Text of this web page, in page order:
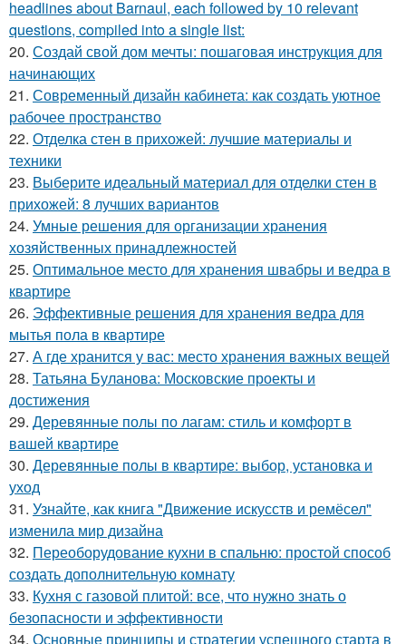
headlines about Barnaul, each followed by 10 relevant
questions, compiled into a single list:
20. Создай свой дом мечты: пошаговая инструкция для
начинающих
21. Современный дизайн кабинета: как создать уютное
рабочее пространство
22. Отделка стен в прихожей: лучшие материалы и
техники
23. Выберите идеальный материал для отделки стен в
прихожей: 8 лучших вариантов
24. Умные решения для организации хранения
хозяйственных принадлежностей
25. Оптимальное место для хранения швабры и ведра в
квартире
26. Эффективные решения для хранения ведра для
мытья пола в квартире
27. А где хранится у вас: место хранения важных вещей
28. Татьяна Буланова: Московские проекты и
достижения
29. Деревянные полы по лагам: стиль и комфорт в
вашей квартире
30. Деревянные полы в квартире: выбор, установка и
уход
31. Узнайте, как книга "Движение искусств и ремёсел"
изменила мир дизайна
32. Переоборудование кухни в спальню: простой способ
создать дополнительную комнату
33. Кухня с газовой плитой: все, что нужно знать о
безопасности и эффективности
34. Основные принципы и стратегии успешного старта в